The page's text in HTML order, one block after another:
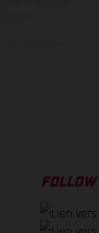
FOLLOW